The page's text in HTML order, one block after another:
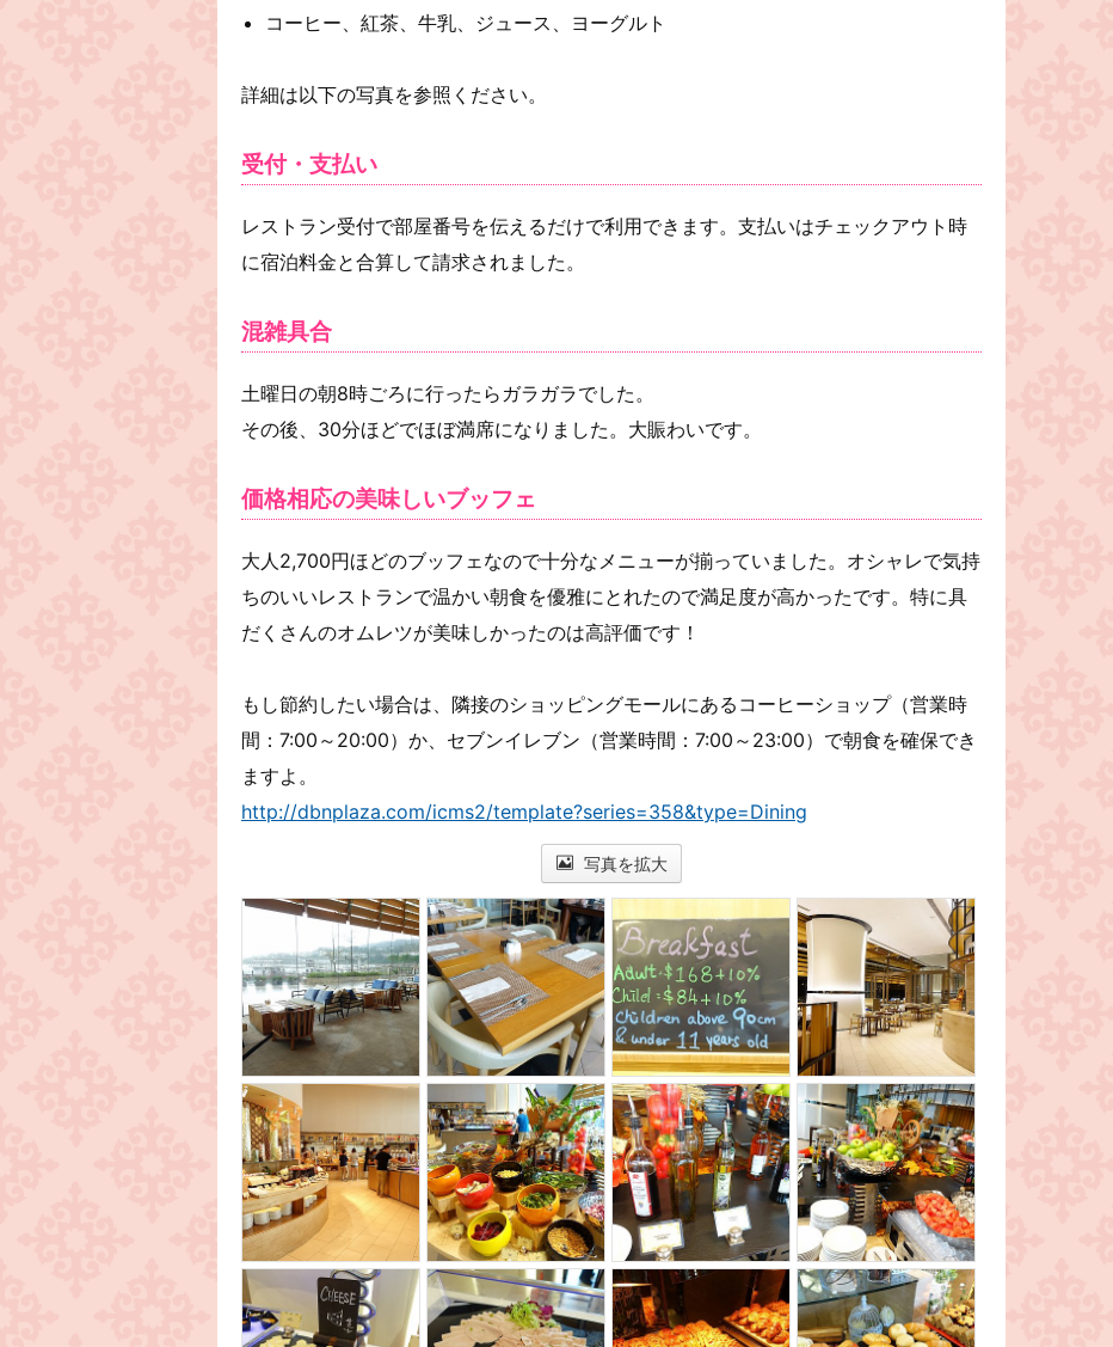
コーヒー、紅茶、牛乳、ジュース、ヨーグルト
詳細は以下の写真を参照ください。
受付・支払い
レストラン受付で部屋番号を伝えるだけで利用できます。支払いはチェックアウト時
に宿泊料金と合算して請求されました。
混雑具合
土曜日の朝8時ごろに行ったらガラガラでした。
その後、30分ほどでほぼ満席になりました。大賑わいです。
価格相応の美味しいブッフェ
大人2,700円ほどのブッフェなので十分なメニューが揃っていました。オシャレで気持
ちのいいレストランで温かい朝食を優雅にとれたので満足度が高かったです。特に具
だくさんのオムレツが美味しかったのは高評価です！
もし節約したい場合は、隣接のショッピングモールにあるコーヒーショップ（営業時
間：7:00～20:00）か、セブンイレブン（営業時間：7:00～23:00）で朝食を確保でき
ますよ。
http://dbnplaza.com/icms2/template?series=358&type=Dining
写真を拡大